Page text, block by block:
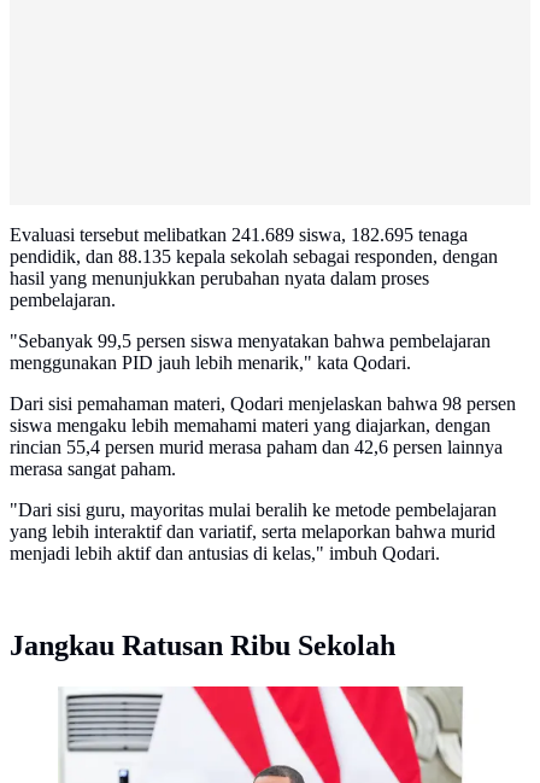
Evaluasi tersebut melibatkan 241.689 siswa, 182.695 tenaga
pendidik, dan 88.135 kepala sekolah sebagai responden, dengan
hasil yang menunjukkan perubahan nyata dalam proses
pembelajaran.
"Sebanyak 99,5 persen siswa menyatakan bahwa pembelajaran
menggunakan PID jauh lebih menarik," kata Qodari.
Dari sisi pemahaman materi, Qodari menjelaskan bahwa 98 persen
siswa mengaku lebih memahami materi yang diajarkan, dengan
rincian 55,4 persen murid merasa paham dan 42,6 persen lainnya
merasa sangat paham.
"Dari sisi guru, mayoritas mulai beralih ke metode pembelajaran
yang lebih interaktif dan variatif, serta melaporkan bahwa murid
menjadi lebih aktif dan antusias di kelas," imbuh Qodari.
Jangkau Ratusan Ribu Sekolah
Kepala Badan Komunikasi Pemerintah (Bakom) RI,
Muhammad Qodari, dalam konferensi pers Program
Hasil Terbaik Cepat (PHTC) di Jakarta, Kamis
(2/7/2026). (Dok. Istimewa)